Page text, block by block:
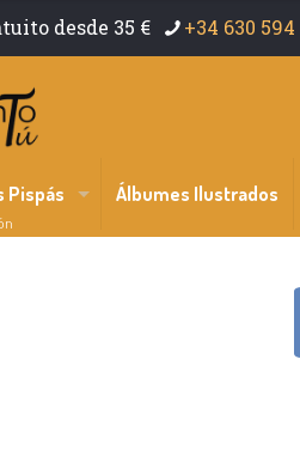
desde 35 € +34 630 594
Pispás Álbumes Ilustrados